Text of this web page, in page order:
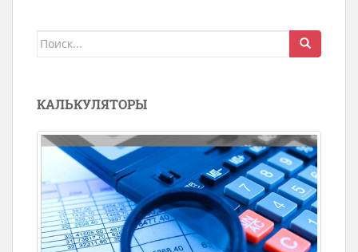
Поиск
КАЛЬКУЛЯТОРЫ